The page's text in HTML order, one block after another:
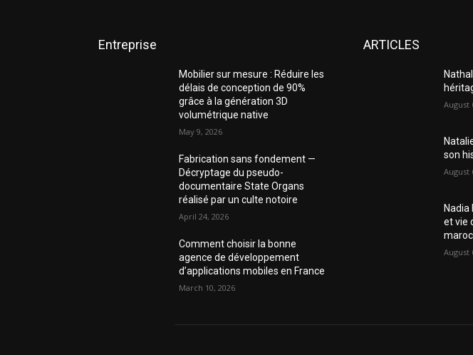
Entreprise
Mobilier sur mesure : Réduire les
délais de conception de 90%
grâce à la génération 3D
volumétrique native
May 9, 2026
Fabrication sans fondement —
Décryptage du pseudo-
documentaire State Organs
réalisé par un culte notoire
April 24, 2026
Comment choisir la bonne
agence de développement
d’applications mobiles en France
March 10, 2026
ARTICLES
August
son
August
Nadia
et vie
August